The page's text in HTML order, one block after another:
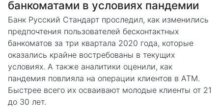
банкоматами в условиях пандемии
Банк Русский Стандарт проследил, как изменились
предпочтения пользователей бесконтактных
банкоматов за три квартала 2020 года, которые
оказались крайне востребованы в текущих
условиях. А также аналитики оценили, как
пандемия повлияла на операции клиентов в АТМ.
Быстрее всего их осваивают молодые клиенты от 21
до 30 лет.